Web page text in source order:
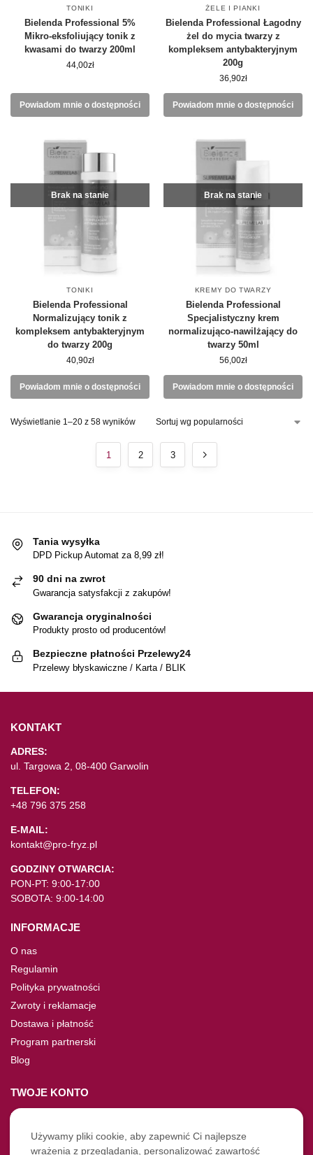
TONIKI
Bielenda Professional 5%
Mikro-eksfoliujący tonik z
kwasami do twarzy 200ml
44,00zł
Powiadom mnie o dostępności
ŻELE I PIANKI
Bielenda Professional Łagodny
żel do mycia twarzy z
kompleksem antybakteryjnym
200g
36,90zł
Powiadom mnie o dostępności
Brak na stanie
TONIKI
Bielenda Professional
Normalizujący tonik z
kompleksem antybakteryjnym
do twarzy 200g
40,90zł
Powiadom mnie o dostępności
Brak na stanie
KREMY DO TWARZY
Bielenda Professional
Specjalistyczny krem
normalizująco-nawilżający do
twarzy 50ml
56,00zł
Powiadom mnie o dostępności
Wyświetlanie 1–20 z 58 wyników
1 2 3
Tania wysyłka
DPD Pickup Automat za 8,99 zł!
90 dni na zwrot
Gwarancja satysfakcji z zakupów!
Gwarancja oryginalności
Produkty prosto od producentów!
Bezpieczne płatności Przelewy24
Przelewy błyskawiczne / Karta / BLIK
KONTAKT
ADRES:
ul. Targowa 2, 08-400 Garwolin
TELEFON:
+48 796 375 258
E-MAIL:
kontakt@pro-fryz.pl
GODZINY OTWARCIA:
PON-PT: 9:00-17:00
SOBOTA: 9:00-14:00
INFORMACJE
O nas
Regulamin
Polityka prywatności
Zwroty i reklamacje
Dostawa i płatność
Program partnerski
Blog
TWOJE KONTO
Moje konto
Nie pamiętasz hasła?
Twoje zamówienia
Używamy pliki cookie, aby zapewnić Ci najlepsze
wrażenia z przeglądania, personalizować zawartość